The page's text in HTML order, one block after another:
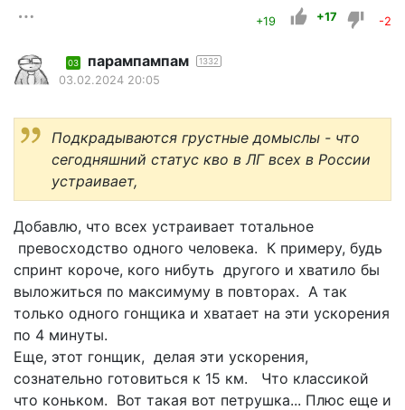
+19 +17 -2
03 парампампам 1332
03.02.2024 20:05
Подкрадываются грустные домыслы - что
сегодняшний статус кво в ЛГ всех в России
устраивает,
Добавлю, что всех устраивает тотальное
превосходство одного человека. К примеру, будь
спринт короче, кого нибуть другого и хватило бы
выложиться по максимуму в повторах. А так
только одного гонщика и хватает на эти ускорения
по 4 минуты.
Еще, этот гонщик, делая эти ускорения,
сознательно готовиться к 15 км. Что классикой
что коньком. Вот такая вот петрушка... Плюс еще и